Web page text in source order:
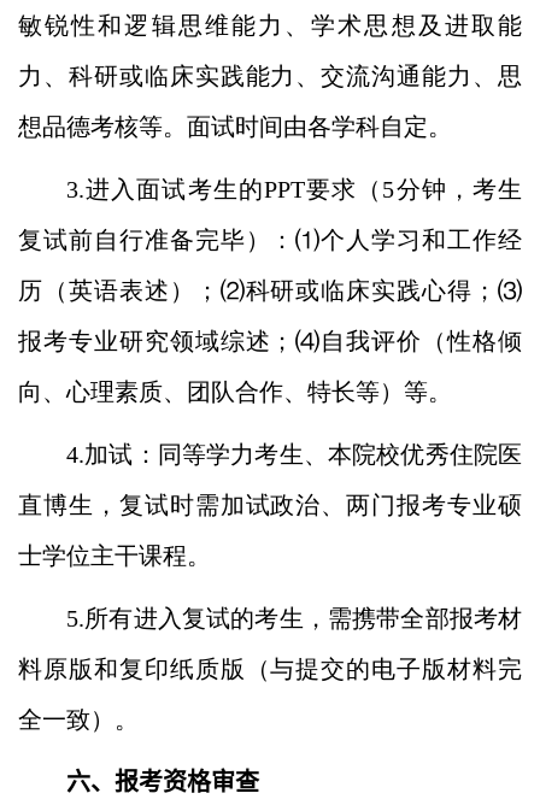
敏锐性和逻辑思维能力、学术思想及进取能
力、科研或临床实践能力、交流沟通能力、思
想品德考核等。面试时间由各学科自定。
3.进入面试考生的PPT要求（ 5分钟，考生
复试前自行准备完毕）：⑴个人学习和工作经
历（英语表述）；⑵科研或临床实践心得；⑶
报考专业研究领域综述；⑷自我评价（性格倾
向、心理素质、团队合作、特长等）等。
4.加试：同等学力考生、本院校优秀住院医
直博生，复试时需加试政治、两门报考专业硕
士学位主干课程。
5.所有进入复试的考生，需携带全部报考材
料原版和复印纸质版（与提交的电子版材料完
全一致）。
六、报考资格审查